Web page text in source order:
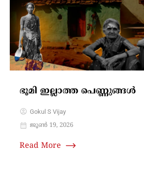
ഭൂമി ഇല്ലാത്ത പെണ്ണുങ്ങൾ
Gokul S Vijay
ജൂൺ 19, 2026
Read More